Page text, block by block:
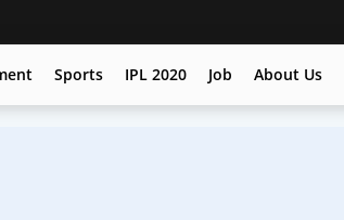
Sports IPL 2020 Job About Us